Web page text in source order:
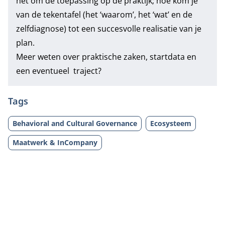
van de tekentafel (het ‘waarom’, het ‘wat’ en de
zelfdiagnose) tot een succesvolle realisatie van je
plan.
Meer weten over praktische zaken, startdata en
een eventueel traject?
Tags
Behavioral and Cultural Governance
Ecosysteem
Maatwerk & InCompany